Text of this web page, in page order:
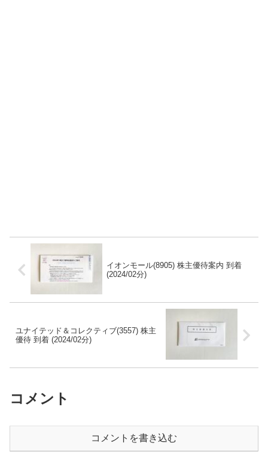
イオンモール(8905) 株主優待案内 到着
(2024/02分)
ユナイテッド＆コレクティブ(3557) 株主
優待 到着 (2024/02分)
コメント
コメントを書き込む